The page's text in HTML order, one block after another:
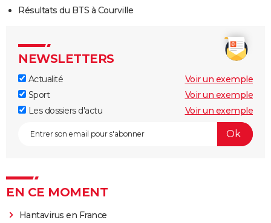
Résultats du BTS à Courville
NEWSLETTERS
Actualité
Voir un exemple
Sport
Voir un exemple
Les dossiers d'actu
Voir un exemple
EN CE MOMENT
Hantavirus en France